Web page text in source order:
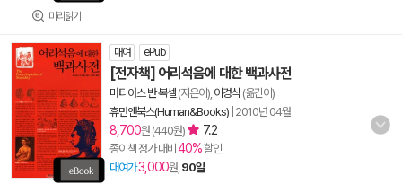
미리읽기
대여 ePub
[전자책] 어리석음에 대한 백과사전
마티아스 반 복셀 (지은이), 이경식 (옮긴이)
휴먼앤북스(Human&Books) 2010년 04월
8,700원 (440원) 7.2
종이책 정가 대비 40%할인
대여가3,000원, 90일